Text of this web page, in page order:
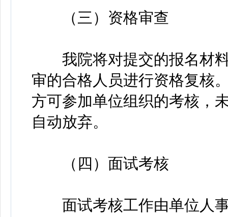
（三）资格审查
我院将对提交的报名材料
审的合格人员进行资格复核
方可参加单位组织的考核，
自动放弃。
（四）面试考核
面试考核工作由单位人事